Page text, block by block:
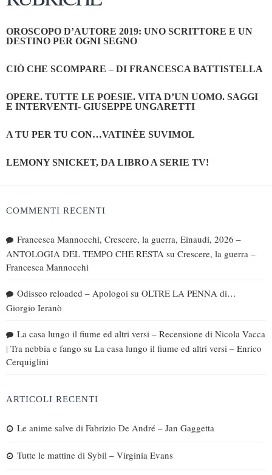
OROSCOPO D’AUTORE 2019: UNO SCRITTORE E UN
DESTINO PER OGNI SEGNO
CIÒ CHE SCOMPARE – DI FRANCESCA BATTISTELLA
OPERE. TUTTE LE POESIE. VITA D’UN UOMO. SAGGI
E INTERVENTI- GIUSEPPE UNGARETTI
A TU PER TU CON…VATINÈE SUVIMOL
LEMONY SNICKET, DA LIBRO A SERIE TV!
COMMENTI RECENTI
Francesca Mannocchi, Crescere, la guerra, Einaudi, 2026 –
ANTOLOGIA DEL TEMPO CHE RESTA su Crescere, la guerra –
Francesca Mannocchi
Odisseo reloaded – Apologoi su OLTRE LA PENNA di…
Giorgio Ieranò
La casa lungo il fiume ed altri versi – Recensione di Nicola Vacca
| Tra nebbia e fango su La casa lungo il fiume ed altri versi – Enrico
Cerquiglini
ARTICOLI RECENTI
Le anime salve di Fabrizio De André – Jan Gaggetta
Tutte le mattine di Sybil – Virginia Evans